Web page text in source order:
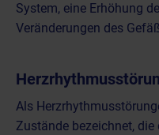
System, eine Erhöhung
Veränderungen des
Als
Zustände bezeichnet,